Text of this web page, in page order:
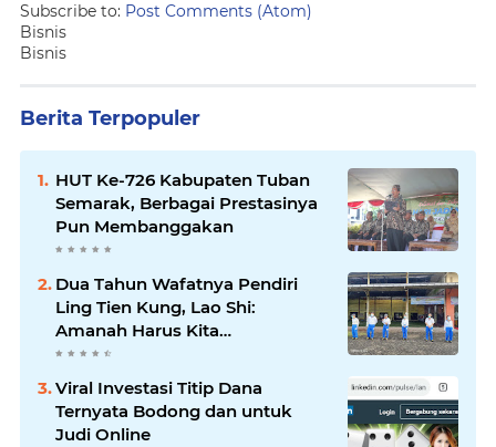
Subscribe to: Post Comments (Atom)
Bisnis
Bisnis
Berita Terpopuler
HUT Ke-726 Kabupaten Tuban
Semarak, Berbagai Prestasinya
Pun Membanggakan
Dua Tahun Wafatnya Pendiri
Ling Tien Kung, Lao Shi:
Amanah Harus Kita
Laksanakan!
Viral Investasi Titip Dana
Ternyata Bodong dan untuk
Judi Online